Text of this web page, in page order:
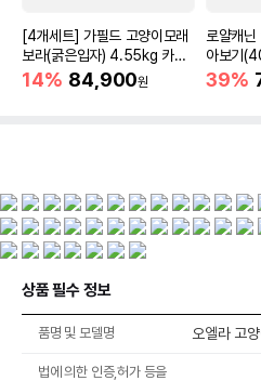
[4개세트] 가필드 고양이모래
보라(굵은입자) 4.55kg 카사
바모래
14% 84,900원
로얄캐
아보기
39%
상품 필수 정보
품명 및 모델명 오엘라 고
법에 의한 인증,허가 등을